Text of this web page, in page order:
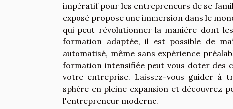
impératif pour les entrepreneurs de se
exposé propose une immersion dans le
qui peut révolutionner la manière dont
formation adaptée, il est possible de
automatisé, même sans expérience
formation intensifiée peut vous doter des
votre entreprise. Laissez-vous guider à
sphère en pleine expansion et découvrez
l'entrepreneur moderne.